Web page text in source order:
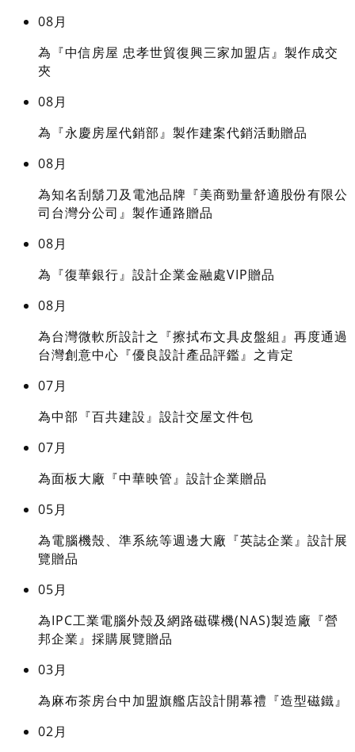
08月
為『中信房屋 忠孝世貿復興三家加盟店』製作成交
夾
08月
為『永慶房屋代銷部』製作建案代銷活動贈品
08月
為知名刮鬍刀及電池品牌『美商勁量舒適股份有限公
司台灣分公司』製作通路贈品
08月
為『復華銀行』設計企業金融處VIP贈品
08月
為台灣微軟所設計之『擦拭布文具皮盤組』再度通過
台灣創意中心『優良設計產品評鑑』之肯定
07月
為中部『百共建設』設計交屋文件包
07月
為面板大廠『中華映管』設計企業贈品
05月
為電腦機殼、準系統等週邊大廠『英誌企業』設計展
覽贈品
05月
為IPC工業電腦外殼及網路磁碟機(NAS)製造廠『營
邦企業』採購展覽贈品
03月
為麻布茶房台中加盟旗艦店設計開幕禮『造型磁鐵』
02月